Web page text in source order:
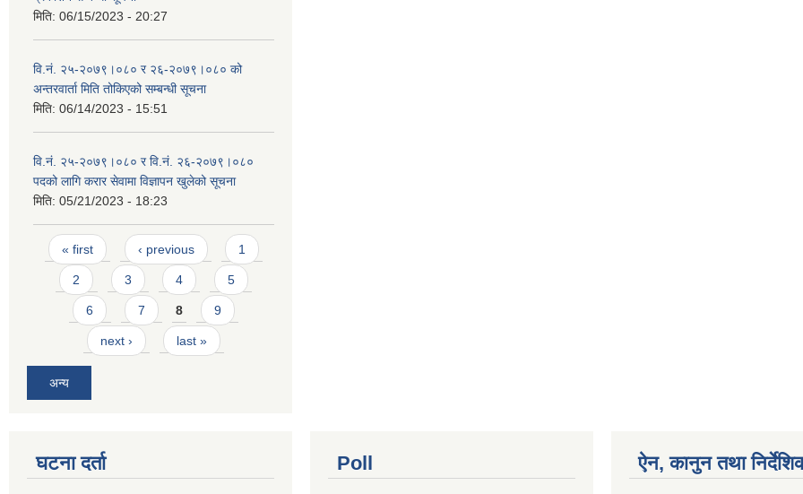
मिति: 06/15/2023 - 20:27
वि.नं. २५-२०७९।०८० र २६-२०७९।०८० को
अन्तरवार्ता मिति तोकिएको सम्बन्धी सूचना
मिति: 06/14/2023 - 15:51
वि.नं. २५-२०७९।०८० र वि.नं. २६-२०७९।०८०
पदको लागि करार सेवामा विज्ञापन खुलेको सूचना
मिति: 05/21/2023 - 18:23
Pages
« first ‹ previous 1
2 3 4 5
6 7 8 9
next › last »
अन्य
घटना दर्ता Poll ऐन, कानुन तथा